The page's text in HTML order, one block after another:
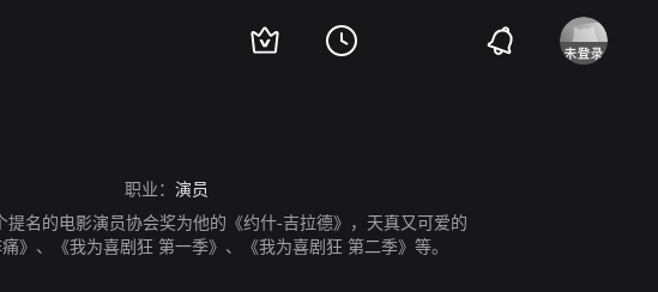
职业： 演员
名的电影演员协会奖为他的《约什-吉拉德》，天真又可爱的
》、《我为喜剧狂 第一季》、《我为喜剧狂 第二季》等。